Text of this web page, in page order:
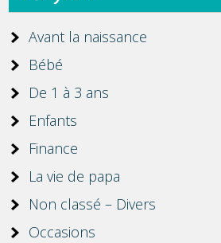
Avant la naissance
Bébé
De 1 à 3 ans
Enfants
Finance
La vie de papa
Non classé – Divers
Occasions